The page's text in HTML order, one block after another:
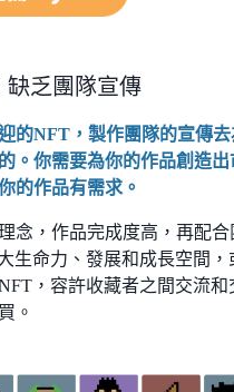
缺乏團隊宣傳
的NFT，製作團隊的宣傳去
。你需要為你的作品創造出
的作品有需求。
念，作品完成度高，再配合
生命力、發展和成長空間，
，容許收藏者之間交流和
。